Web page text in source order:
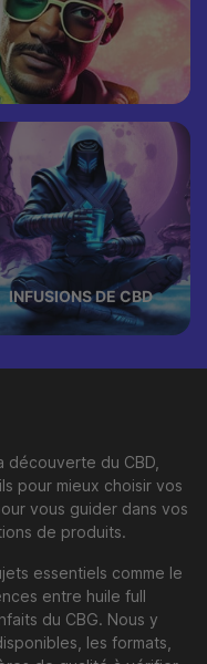
INFUSIONS DE CBD
du CBD,
pour mieux choisir vos
vous guider dans vos
de produits.
essentiels comme le
entre huile full
du CBG. Nous y
les formats,